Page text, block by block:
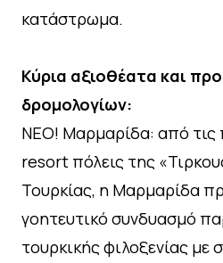
κατάστρωμα.
Κύρια αξιοθέατα και
δρομολογίων:
ΝΕΟ! Μαρμαρίδα: από τις
resort πόλεις της
Τουρκίας, η Μαρμαρίδα
γοητευτικό συνδυασμό
τουρκικής φιλοξενίας με